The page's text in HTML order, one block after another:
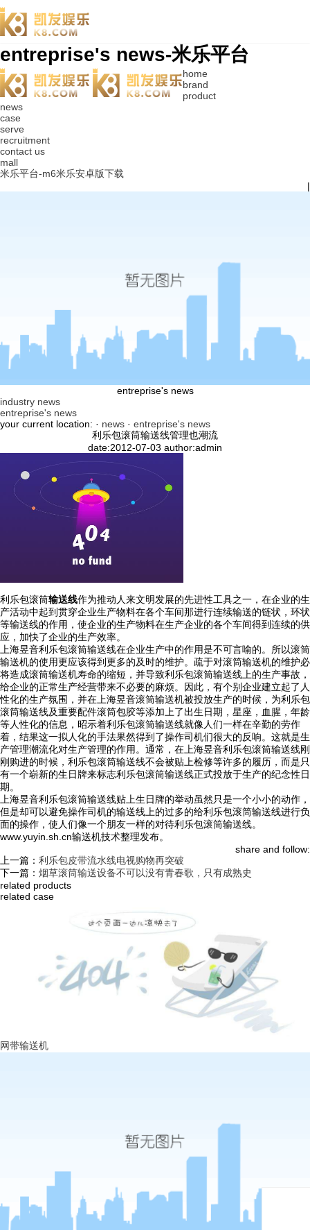
entreprise's news-米乐平台
home
brand
product
news
case
serve
recruitment
contact us
mall
米乐平台-m6米乐安卓版下载
|
entreprise's news
industry news
entreprise's news
your current location: · news · entreprise's news
利乐包滚筒输送线管理也潮流
date:2012-07-03 author:admin
利乐包滚筒输送线作为推动人来文明发展的先进性工具之一，在企业的生
产活动中起到贯穿企业生产物料在各个车间那进行连续输送的链状，环状
等输送线的作用，使企业的生产物料在生产企业的各个车间得到连续的供
应，加快了企业的生产效率。
上海昱音利乐包滚筒输送线在企业生产中的作用是不可言喻的。所以滚筒
输送机的使用更应该得到更多的及时的维护。疏于对滚筒输送机的维护必
将造成滚筒输送机寿命的缩短，并导致利乐包滚筒输送线上的生产事故，
给企业的正常生产经营带来不必要的麻烦。因此，有个别企业建立起了人
性化的生产氛围，并在上海昱音滚筒输送机被投放生产的时候，为利乐包
滚筒输送线及重要配件滚筒包胶等添加上了出生日期，星座，血腥，年龄
等人性化的信息，昭示着利乐包滚筒输送线就像人们一样在辛勤的劳作
着，结果这一拟人化的手法果然得到了操作司机们很大的反响。这就是生
产管理潮流化对生产管理的作用。通常，在上海昱音利乐包滚筒输送线刚
刚购进的时候，利乐包滚筒输送线不会被贴上检修等许多的履历，而是只
有一个崭新的生日牌来标志利乐包滚筒输送线正式投放于生产的纪念性日
期。
上海昱音利乐包滚筒输送线贴上生日牌的举动虽然只是一个小小的动作，
但是却可以避免操作司机的输送线上的过多的给利乐包滚筒输送线进行负
面的操作，使人们像一个朋友一样的对待利乐包滚筒输送线。
www.yuyin.sh.cn输送机技术整理发布。
share and follow:
上一篇： 利乐包皮带流水线电视购物再突破
下一篇： 烟草滚筒输送设备不可以没有青春歌，只有成熟史
related products
related case
网带输送机